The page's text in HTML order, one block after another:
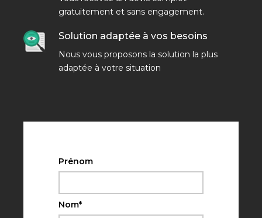
gratuitement et sans engagement.
Solution adaptée à vos besoins
Nous vous proposons la solution la plus
adaptée à votre situation
Prénom
Nom*